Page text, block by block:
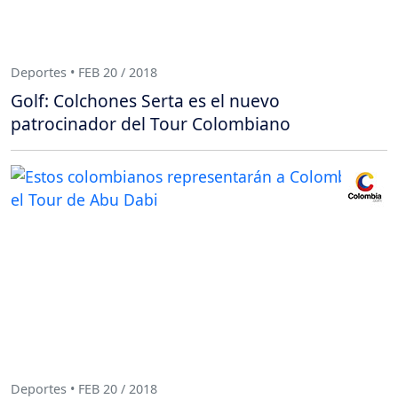
Deportes • FEB 20 / 2018
Golf: Colchones Serta es el nuevo
patrocinador del Tour Colombiano
Deportes • FEB 20 / 2018